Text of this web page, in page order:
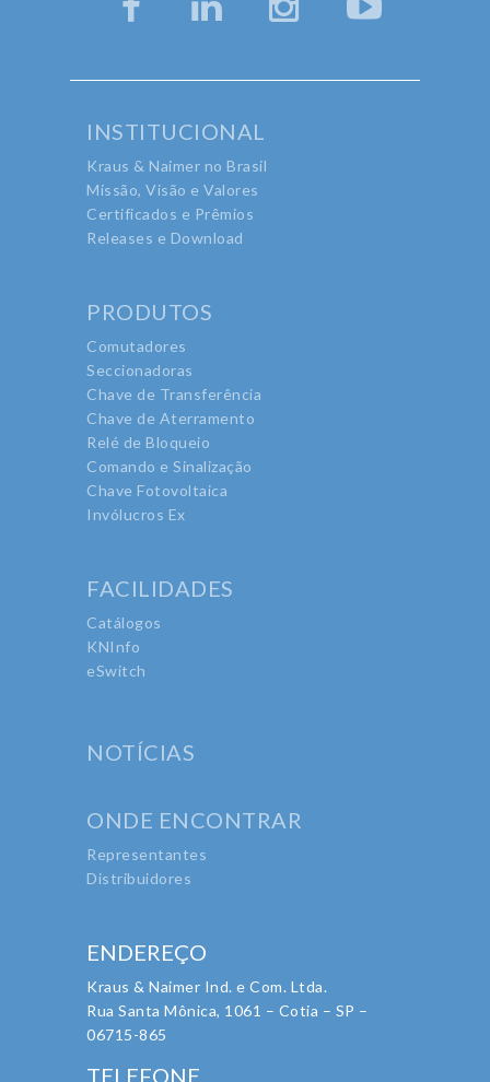
INSTITUCIONAL
Kraus & Naimer no Brasil
Missão, Visão e Valores
Certificados e Prêmios
Releases e Download
PRODUTOS
Comutadores
Seccionadoras
Chave de Transferência
Chave de Aterramento
Relé de Bloqueio
Comando e Sinalização
Chave Fotovoltaica
Invólucros Ex
FACILIDADES
Catálogos
KNInfo
eSwitch
NOTÍCIAS
ONDE ENCONTRAR
Representantes
Distribuidores
ENDEREÇO
Kraus & Naimer Ind. e Com. Ltda.
Rua Santa Mônica, 1061 – Cotia – SP –
06715-865
TELEFONE